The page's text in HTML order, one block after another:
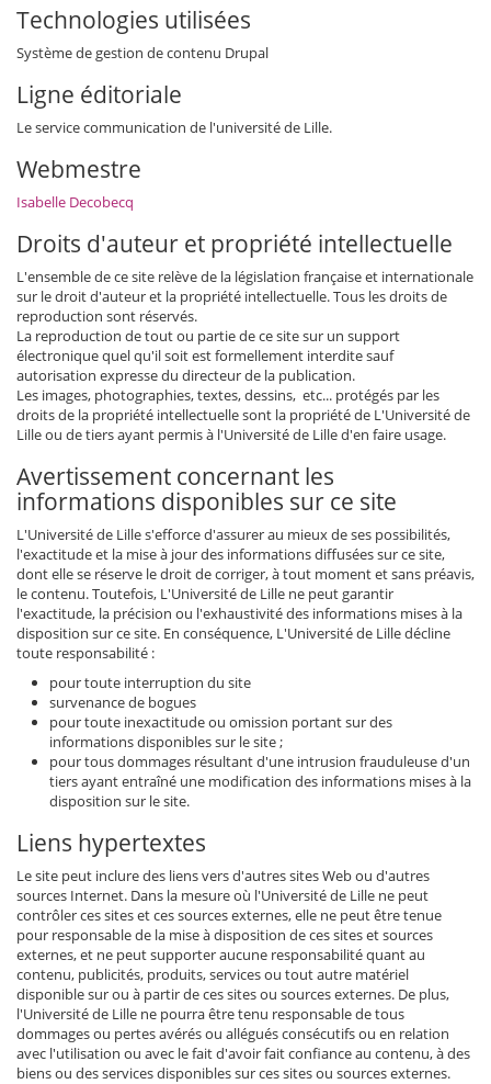
Technologies utilisées
Système de gestion de contenu Drupal
Ligne éditoriale
Le service communication de l'université de Lille.
Webmestre
Isabelle Decobecq
Droits d'auteur et propriété intellectuelle
L'ensemble de ce site relève de la législation française et internationale
sur le droit d'auteur et la propriété intellectuelle. Tous les droits de
reproduction sont réservés.
La reproduction de tout ou partie de ce site sur un support
électronique quel qu'il soit est formellement interdite sauf
autorisation expresse du directeur de la publication.
Les images, photographies, textes, dessins, etc... protégés par les
droits de la propriété intellectuelle sont la propriété de L'Université de
Lille ou de tiers ayant permis à l'Université de Lille d'en faire usage.
Avertissement concernant les
informations disponibles sur ce site
L'Université de Lille s'efforce d'assurer au mieux de ses possibilités,
l'exactitude et la mise à jour des informations diffusées sur ce site,
dont elle se réserve le droit de corriger, à tout moment et sans préavis,
le contenu. Toutefois, L'Université de Lille ne peut garantir
l'exactitude, la précision ou l'exhaustivité des informations mises à la
disposition sur ce site. En conséquence, L'Université de Lille décline
toute responsabilité :
pour toute interruption du site
survenance de bogues
pour toute inexactitude ou omission portant sur des
informations disponibles sur le site ;
pour tous dommages résultant d'une intrusion frauduleuse d'un
tiers ayant entraîné une modification des informations mises à la
disposition sur le site.
Liens hypertextes
Le site peut inclure des liens vers d'autres sites Web ou d'autres
sources Internet. Dans la mesure où l'Université de Lille ne peut
contrôler ces sites et ces sources externes, elle ne peut être tenue
pour responsable de la mise à disposition de ces sites et sources
externes, et ne peut supporter aucune responsabilité quant au
contenu, publicités, produits, services ou tout autre matériel
disponible sur ou à partir de ces sites ou sources externes. De plus,
l'Université de Lille ne pourra être tenu responsable de tous
dommages ou pertes avérés ou allégués consécutifs ou en relation
avec l'utilisation ou avec le fait d'avoir fait confiance au contenu, à des
biens ou des services disponibles sur ces sites ou sources externes.